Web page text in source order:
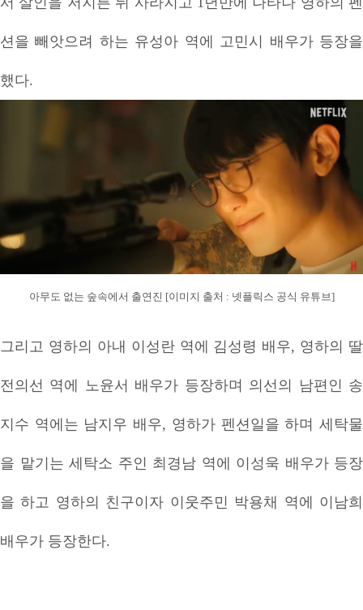
션을 빼앗으려 하는 유성아 역에 고민시 배우가 등장을
했다.
아무도 없는 숲속에서 출연진 [이미지 출처 : 넷플릭스 공식 유튜브]
그리고 영하의 아내 이성란 역에 김성령 배우, 영하의 딸
전의선 역에 노윤서 배우가 등장하며 의선의 남편인 송
지수 역에는 남지우 배우, 영하가 펜션일을 하며 세탁물
을 맡기는 세탁소 주인 최경남 역에 이성욱 배우가 등장
을 하고 영하의 친구이자 이웃주민 박용채 역에 이남희
배우가 등장한다.